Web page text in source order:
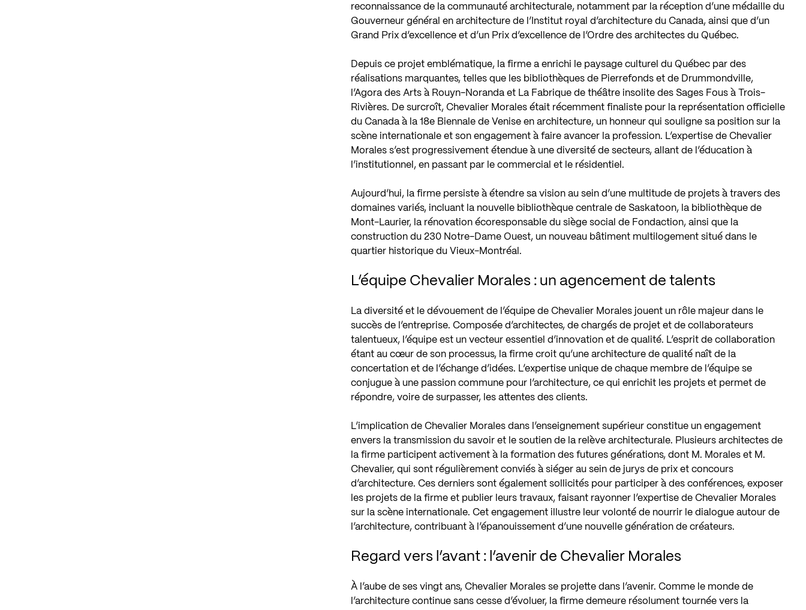
reconnaissance de la communauté architecturale, notamment par la réception d’une médaille du
Gouverneur général en architecture de l’Institut royal d’architecture du Canada, ainsi que d’un
Grand Prix d’excellence et d’un Prix d’excellence de l’Ordre des architectes du Québec.
Depuis ce projet emblématique, la firme a enrichi le paysage culturel du Québec par des
réalisations marquantes, telles que les bibliothèques de Pierrefonds et de Drummondville,
l’Agora des Arts à Rouyn-Noranda et La Fabrique de théâtre insolite des Sages Fous à Trois-
Rivières. De surcroît, Chevalier Morales était récemment finaliste pour la représentation officielle
du Canada à la 18e Biennale de Venise en architecture, un honneur qui souligne sa position sur la
scène internationale et son engagement à faire avancer la profession. L’expertise de Chevalier
Morales s’est progressivement étendue à une diversité de secteurs, allant de l’éducation à
l’institutionnel, en passant par le commercial et le résidentiel.
Aujourd’hui, la firme persiste à étendre sa vision au sein d’une multitude de projets à travers des
domaines variés, incluant la nouvelle bibliothèque centrale de Saskatoon, la bibliothèque de
Mont-Laurier, la rénovation écoresponsable du siège social de Fondaction, ainsi que la
construction du 230 Notre-Dame Ouest, un nouveau bâtiment multilogement situé dans le
quartier historique du Vieux-Montréal.
L’équipe Chevalier Morales : un agencement de talents
La diversité et le dévouement de l’équipe de Chevalier Morales jouent un rôle majeur dans le
succès de l’entreprise. Composée d’architectes, de chargés de projet et de collaborateurs
talentueux, l’équipe est un vecteur essentiel d’innovation et de qualité. L’esprit de collaboration
étant au cœur de son processus, la firme croit qu’une architecture de qualité naît de la
concertation et de l’échange d’idées. L’expertise unique de chaque membre de l’équipe se
conjugue à une passion commune pour l’architecture, ce qui enrichit les projets et permet de
répondre, voire de surpasser, les attentes des clients.
L’implication de Chevalier Morales dans l’enseignement supérieur constitue un engagement
envers la transmission du savoir et le soutien de la relève architecturale. Plusieurs architectes de
la firme participent activement à la formation des futures générations, dont M. Morales et M.
Chevalier, qui sont régulièrement conviés à siéger au sein de jurys de prix et concours
d’architecture. Ces derniers sont également sollicités pour participer à des conférences, exposer
les projets de la firme et publier leurs travaux, faisant rayonner l’expertise de Chevalier Morales
sur la scène internationale. Cet engagement illustre leur volonté de nourrir le dialogue autour de
l’architecture, contribuant à l’épanouissement d’une nouvelle génération de créateurs.
Regard vers l’avant : l’avenir de Chevalier Morales
À l’aube de ses vingt ans, Chevalier Morales se projette dans l’avenir. Comme le monde de
l’architecture continue sans cesse d’évoluer, la firme demeure résolument tournée vers la